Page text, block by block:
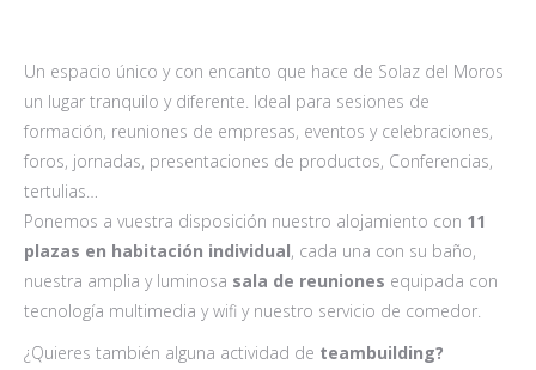
Un espacio único y con encanto que hace de Solaz del Moros
un lugar tranquilo y diferente. Ideal para sesiones de
formación, reuniones de empresas, eventos y celebraciones,
foros, jornadas, presentaciones de productos, Conferencias,
tertulias…
Ponemos a vuestra disposición nuestro alojamiento con 11
plazas en habitación individual, cada una con su baño,
nuestra amplia y luminosa sala de reuniones equipada con
tecnología multimedia y wifi y nuestro servicio de comedor.
¿Quieres también alguna actividad de teambuilding?